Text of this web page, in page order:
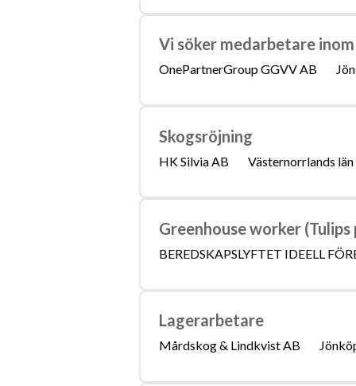
Vi söker medarbetare
OnePartnerGroup GGVV AB
Skogsröjning
HK Silvia AB Västernorrlands län
Greenhouse worker
BEREDSKAPSLYFTET IDEELL
Lagerarbetare
Mårdskog & Lindkvist AB